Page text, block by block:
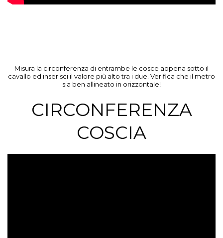
Misura la circonferenza di entrambe le cosce appena sotto il
cavallo ed inserisci il valore più alto tra i due. Verifica che il metro
sia ben allineato in orizzontale!
CIRCONFERENZA
COSCIA